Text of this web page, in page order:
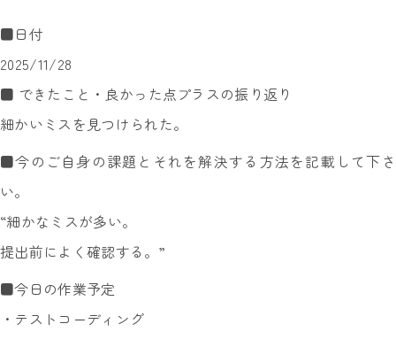
■日付
2025/11/28
■ できたこと・良かった点プラスの振り返り
細かいミスを見つけられた。
■今のご自身の課題とそれを解決する方法を記載して下さ
い。
“細かなミスが多い。
提出前によく確認する。”
■今日の作業予定
・テストコーディング